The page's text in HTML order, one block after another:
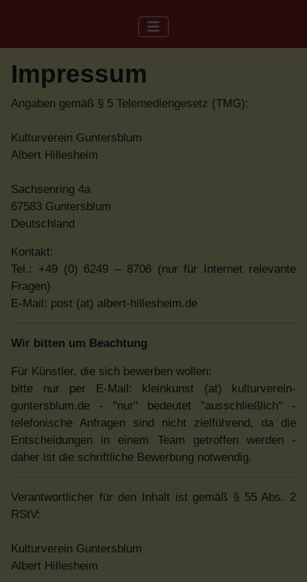
Impressum
Angaben gemäß § 5 Telemediengesetz (TMG):
Kulturverein Guntersblum
Albert Hillesheim
Sachsenring 4a
67583 Guntersblum
Deutschland
Kontakt:
Tel.: +49 (0) 6249 – 8706 (nur für Internet relevante
Fragen)
E-Mail: post (at) albert-hillesheim.de
Wir bitten um Beachtung
Für Künstler, die sich bewerben wollen:
bitte nur per E-Mail: kleinkunst (at) kulturverein-
guntersblum.de - "nur" bedeutet "ausschließlich" -
telefonische Anfragen sind nicht zielführend, da die
Entscheidungen in einem Team getroffen werden -
daher ist die schriftliche Bewerbung notwendig.
Verantwortlicher für den Inhalt ist gemäß § 55 Abs. 2
RStV:
Kulturverein Guntersblum
Albert Hillesheim